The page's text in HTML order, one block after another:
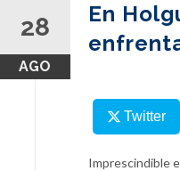
28
AGO
En
Twitter
Imprescindible